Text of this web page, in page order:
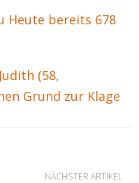
Heute bereits 678
(58,
Grund zur Klage
NÄCHSTER ARTIKEL